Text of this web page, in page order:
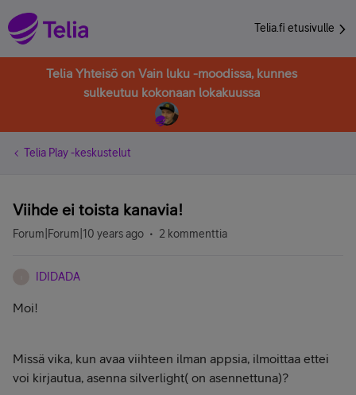
Telia.fi etusivulle
Telia Yhteisö on Vain luku -moodissa, kunnes
sulkeutuu kokonaan lokakuussa
Telia Play -keskustelut
Viihde ei toista kanavia!
Forum|Forum|10 years ago 2 kommenttia
IDIDADA
Moi!
Missä vika, kun avaa viihteen ilman appsia, ilmoittaa ettei
voi kirjautua, asenna silverlight( on asennettuna)?